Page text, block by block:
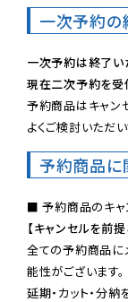
一次予約の
一次予約は終了い
現在二次予約を受
予約商品はキャン
よくご検討いただ
予約商品に
【キャンセルを前
全ての予約商品に
能性がございます。
延期・カット・分